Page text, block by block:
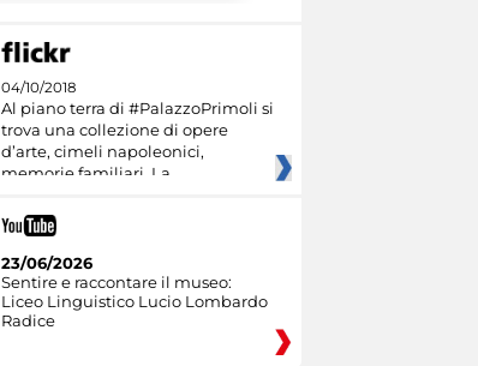
04/10/2018
Al piano terra di #PalazzoPrimoli si
trova una collezione di opere
d’arte, cimeli napoleonici,
memorie familiari. La
23/06/2026
Sentire e raccontare il museo:
Liceo Linguistico Lucio Lombardo
Radice